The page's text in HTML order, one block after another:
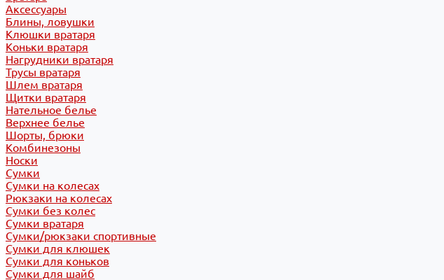
Аксессуары
Блины, ловушки
Клюшки вратаря
Коньки вратаря
Нагрудники вратаря
Трусы вратаря
Шлем вратаря
Щитки вратаря
Нательное белье
Верхнее белье
Шорты, брюки
Комбинезоны
Носки
Сумки
Сумки на колесах
Рюкзаки на колесах
Сумки без колес
Сумки вратаря
Сумки/рюкзаки спортивные
Сумки для клюшек
Сумки для коньков
Сумки для шайб